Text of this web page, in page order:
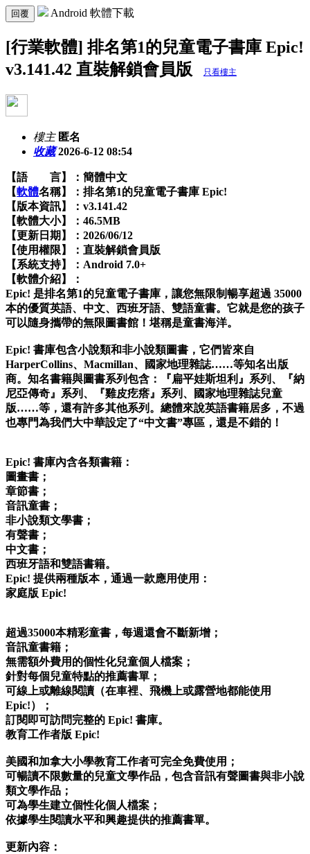
回覆 Android 軟體下載
[行業軟體] 排名第1的兒童電子書庫 Epic!
v3.141.42 直裝解鎖會員版
只看樓主
樓主匿名
收藏2026-6-12 08:54
【語 言】：簡體中文
【軟體名稱】：排名第1的兒童電子書庫 Epic!
【版本資訊】：v3.141.42
【軟體大小】：46.5MB
【更新日期】：2026/06/12
【使用權限】：直裝解鎖會員版
【系統支持】：Android 7.0+
【軟體介紹】：
Epic! 是排名第1的兒童電子書庫，讓您無限制暢享超過 35000
本的優質英語、中文、西班牙語、雙語童書。它就是您的孩子
可以隨身攜帶的無限圖書館！堪稱是童書海洋。
Epic! 書庫包含小說類和非小說類圖書，它們皆來自
HarperCollins、Macmillan、國家地理雜誌……等知名出版
商。知名書籍與圖書系列包含：『扁平娃斯坦利』系列、『納
尼亞傳奇』系列、『雞皮疙瘩』系列、國家地理雜誌兒童
版……等，還有許多其他系列。總體來說英語書籍居多，不過
也專門為我們大中華設定了“中文書”專區，還是不錯的！
Epic! 書庫內含各類書籍：
圖畫書；
章節書；
音訊童書；
非小說類文學書；
有聲書；
中文書；
西班牙語和雙語書籍。
Epic! 提供兩種版本，通過一款應用使用：
家庭版 Epic!
超過35000本精彩童書，每週還會不斷新增；
音訊童書籍；
無需額外費用的個性化兒童個人檔案；
針對每個兒童特點的推薦書單；
可線上或離線閱讀（在車裡、飛機上或露營地都能使用
Epic!）；
訂閱即可訪問完整的 Epic! 書庫。
教育工作者版 Epic!
美國和加拿大小學教育工作者可完全免費使用；
可暢讀不限數量的兒童文學作品，包含音訊有聲圖書與非小說
類文學作品；
可為學生建立個性化個人檔案；
依據學生閱讀水平和興趣提供的推薦書單。
更新內容：